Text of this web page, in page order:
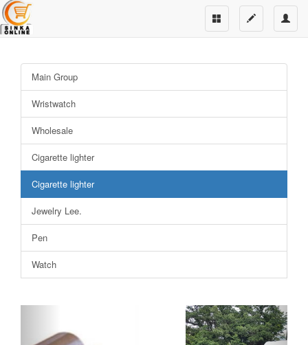
Main Group
Wristwatch
Wholesale
Cigarette lighter
Cigarette lighter
Jewelry Lee.
Pen
Watch